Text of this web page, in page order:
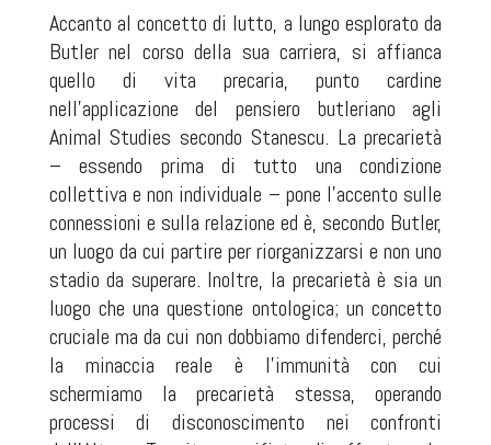
Accanto al concetto di lutto, a lungo esplorato da
Butler nel corso della sua carriera, si affianca
quello di vita precaria, punto cardine
nell’applicazione del pensiero butleriano agli
Animal Studies secondo Stanescu. La precarietà
– essendo prima di tutto una condizione
collettiva e non individuale – pone l’accento sulle
connessioni e sulla relazione ed è, secondo Butler,
un luogo da cui partire per riorganizzarsi e non uno
stadio da superare. Inoltre, la precarietà è sia un
luogo che una questione ontologica; un concetto
cruciale ma da cui non dobbiamo difenderci, perché
la minaccia reale è l’immunità con cui
schermiamo la precarietà stessa, operando
processi di disconoscimento nei confronti